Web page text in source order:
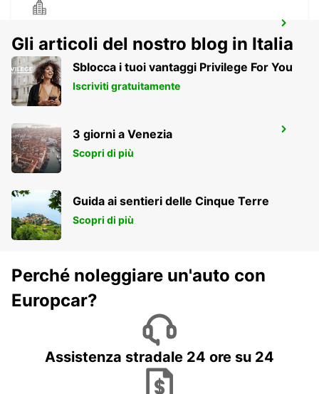
VILA NOVA DE GAIA - PORTUGAL
VILA REAL
VILA REAL - PORTUGAL
Gli articoli del nostro blog in Italia
Sblocca i tuoi vantaggi Privilege For You
Iscriviti gratuitamente
3 giorni a Venezia
Scopri di più
Guida ai sentieri delle Cinque Terre
Scopri di più
Perché noleggiare un'auto con
Europcar?
Assistenza stradale 24 ore su 24